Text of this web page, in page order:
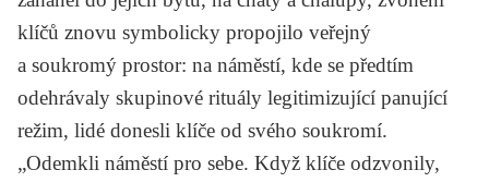
klíčů znovu symbolicky propojilo veřejný
a soukromý prostor: na náměstí, kde se předtím
odehrávaly skupinové rituály legitimizující panující
režim, lidé donesli klíče od svého soukromí.
„Odemkli náměstí pro sebe. Když klíče odzvonily,